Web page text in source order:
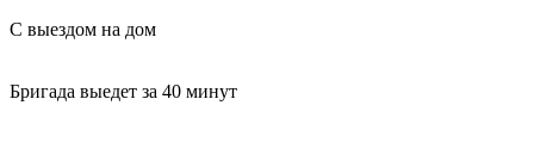
С выездом на дом
Бригада выедет за 40 минут